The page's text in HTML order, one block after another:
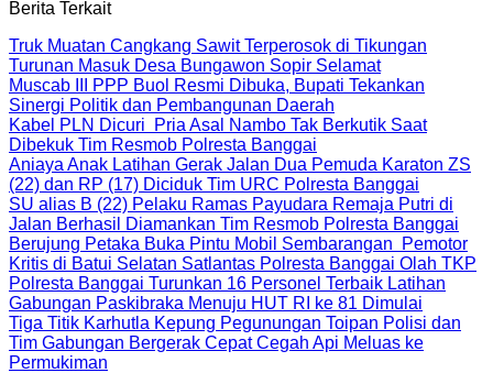
Berita Terkait
Truk Muatan Cangkang Sawit Terperosok di Tikungan
Turunan Masuk Desa Bungawon Sopir Selamat
Muscab III PPP Buol Resmi Dibuka, Bupati Tekankan
Sinergi Politik dan Pembangunan Daerah
Kabel PLN Dicuri Pria Asal Nambo Tak Berkutik Saat
Dibekuk Tim Resmob Polresta Banggai
Aniaya Anak Latihan Gerak Jalan Dua Pemuda Karaton ZS
(22) dan RP (17) Diciduk Tim URC Polresta Banggai
SU alias B (22) Pelaku Ramas Payudara Remaja Putri di
Jalan Berhasil Diamankan Tim Resmob Polresta Banggai
Berujung Petaka Buka Pintu Mobil Sembarangan Pemotor
Kritis di Batui Selatan Satlantas Polresta Banggai Olah TKP
Polresta Banggai Turunkan 16 Personel Terbaik Latihan
Gabungan Paskibraka Menuju HUT RI ke 81 Dimulai
Tiga Titik Karhutla Kepung Pegunungan Toipan Polisi dan
Tim Gabungan Bergerak Cepat Cegah Api Meluas ke
Permukiman